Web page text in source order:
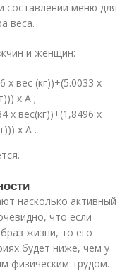
составлении меню для
веса.
и женщин:
x вес (кг))+(5.0033 x
x A ;
x вес(кг))+(1,8496 x
x A .
насколько активный
что если
жизни, то его
будет ниже, чем у
физическим трудом.